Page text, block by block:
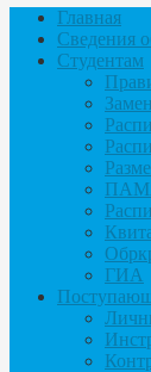
Главная
Сведения
Студентам
ГИА